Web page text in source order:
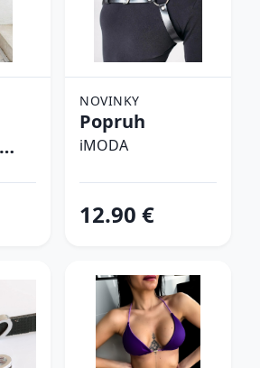
NOVINKY
Popruh
iMODA
12.90 €